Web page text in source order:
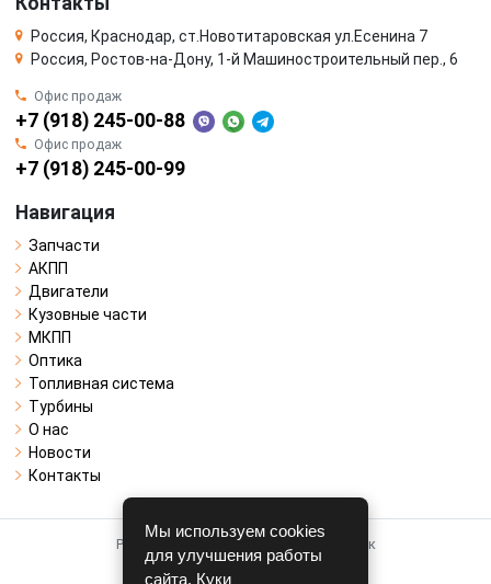
Россия, Краснодар, ст.Новотитаровская ул.Есенина 7
Россия, Ростов-на-Дону, 1-й Машиностроительный пер., 6
Офис продаж
+7 (918) 245-00-88
Офис продаж
+7 (918) 245-00-99
Навигация
Запчасти
АКПП
Двигатели
Кузовные части
МКПП
Оптика
Топливная система
Турбины
О нас
Новости
Контакты
Работает на системе для авторазборок
CARRO.БИЗНЕС
Мы используем cookies
для улучшения работы
сайта. Куки